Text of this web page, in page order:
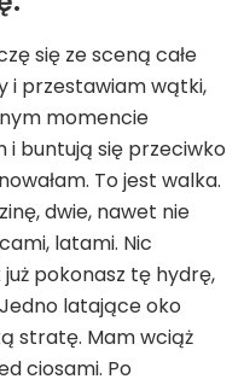
się ze sceną całe
i przestawiam wątki,
momencie
i buntują się przeciwko
To jest walka.
dwie, nawet nie
latami. Nic
pokonasz tę hydrę,
latające oko
stratę. Mam wciąż
ciosami. Po